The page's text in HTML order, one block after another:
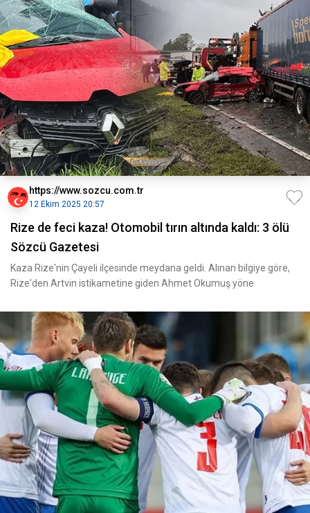
https://www.sozcu.com.tr
12 Ekim 2025 20:57
Rize de feci kaza! Otomobil tırın altında kaldı: 3 ölü
Sözcü Gazetesi
Kaza Rize'nin Çayeli ilçesinde meydana geldi. Alınan bilgiye göre,
Rize'den Artvin istikametine giden Ahmet Okumuş yöne